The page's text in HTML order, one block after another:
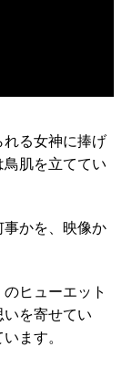
る女神に捧げ
肌を立ててい
かを、映像か
ヒューエット
を寄せてい
ます。